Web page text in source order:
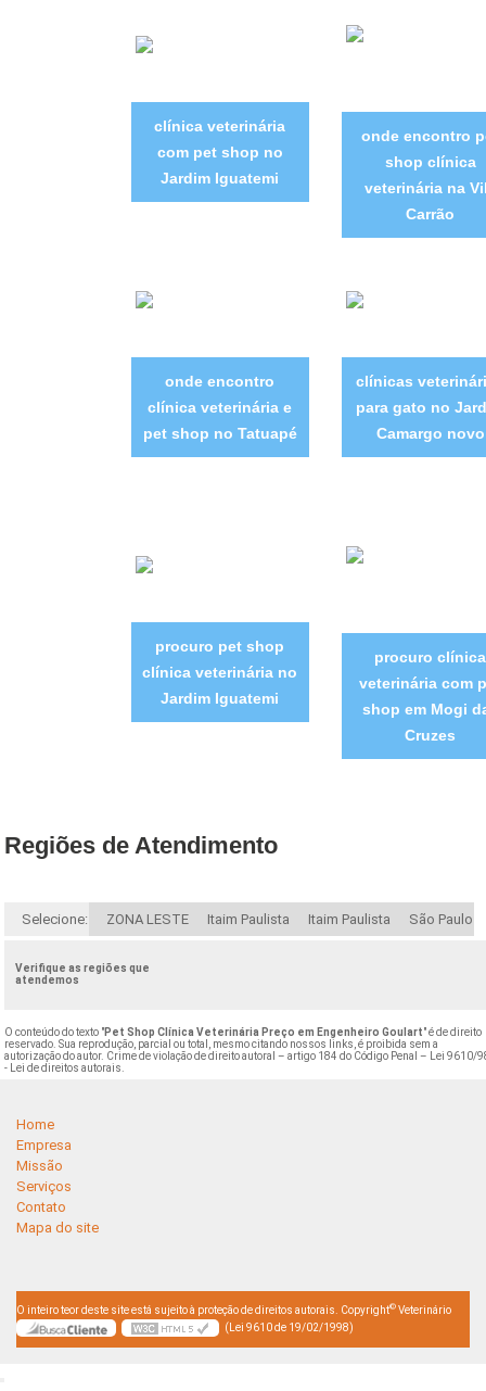
clínica veterinária
com pet shop no
Jardim Iguatemi
onde encontro
shop clínica
veterinária na
Carrão
onde encontro
clínica veterinária e
pet shop no Tatuapé
clínicas
para gato no
Camargo novo
procuro pet shop
clínica veterinária no
Jardim Iguatemi
procuro clínica
veterinária com
shop em Mogi
Cruzes
Regiões de Atendimento
Selecione: ZONA LESTE Itaim Paulista Itaim Paulista São Paulo
Verifique as regiões que
atendemos
O conteúdo do texto "Pet Shop Clínica Veterinária Preço em Engenheiro Goulart" é de direito
reservado. Sua reprodução, parcial ou total, mesmo citando nossos links, é proibida sem a
autorização do autor. Crime de violação de direito autoral – artigo 184 do Código Penal – Lei 9610/
- Lei de direitos autorais.
Home
Empresa
Missão
Serviços
Contato
Mapa do site
O inteiro teor deste site está sujeito à proteção de direitos autorais. Copyright© Veterinário
(Lei 9610 de 19/02/1998)